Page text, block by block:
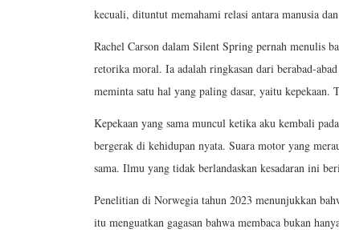
kecuali, dituntut memahami relasi antara manusia
Rachel Carson dalam Silent Spring pernah menulis
retorika moral. Ia adalah ringkasan dari berabad-
meminta satu hal yang paling dasar, yaitu
Kepekaan yang sama muncul ketika aku kembali
bergerak di kehidupan nyata. Suara motor yang
sama. Ilmu yang tidak berlandaskan kesadaran ini
Penelitian di Norwegia tahun 2023 menunjukkan
itu menguatkan gagasan bahwa membaca bukan